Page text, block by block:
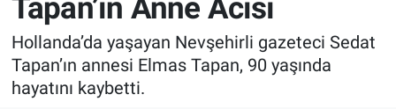
Tapan’ın Anne Acısı
Hollanda’da yaşayan Nevşehirli gazeteci Sedat
Tapan’ın annesi Elmas Tapan, 90 yaşında
hayatını kaybetti.
Sağlık
Yerel
İlan - Duyuru- Mesaj
Türkiye Gündemi
İlan - Duyuru- Mesaj
Türkiye Gündemi